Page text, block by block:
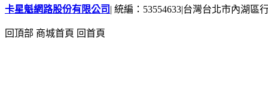
卡星魁網路股份有限公司 | 統編：53554633|台灣台北市內湖區
回頂部 商城首頁 回首頁